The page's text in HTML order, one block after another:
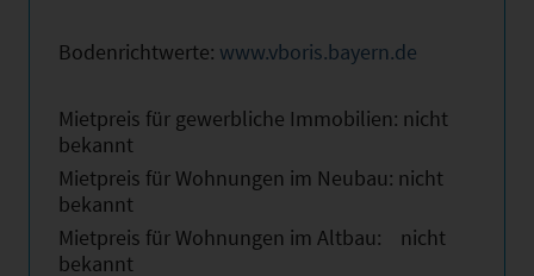
Bodenrichtwerte: www.vboris.bayern.de
Mietpreis für gewerbliche Immobilien: nicht
bekannt
Mietpreis für Wohnungen im Neubau: nicht
bekannt
Mietpreis für Wohnungen im Altbau: nicht
bekannt